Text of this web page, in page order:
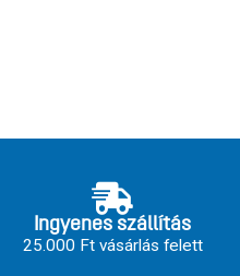
Ingyenes szállítás
25.000 Ft vásárlás felett